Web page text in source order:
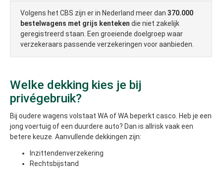
Volgens het CBS zijn er in Nederland meer dan 370.000
bestelwagens met grijs kenteken die niet zakelijk
geregistreerd staan. Een groeiende doelgroep waar
verzekeraars passende verzekeringen voor aanbieden.
Welke dekking kies je bij
privégebruik?
Bij oudere wagens volstaat WA of WA beperkt casco. Heb je een
jong voertuig of een duurdere auto? Dan is allrisk vaak een
betere keuze. Aanvullende dekkingen zijn:
Inzittendenverzekering
Rechtsbijstand